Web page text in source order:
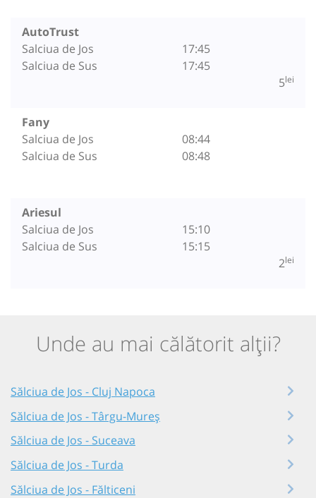
AutoTrust
Salciua de Jos
Salciua de Sus
17:45
17:45
5lei
Fany
Salciua de Jos
Salciua de Sus
08:44
08:48
Ariesul
Salciua de Jos
Salciua de Sus
15:10
15:15
2lei
Unde au mai călătorit alții?
Sălciua de Jos - Cluj Napoca
Sălciua de Jos - Târgu-Mureș
Sălciua de Jos - Suceava
Sălciua de Jos - Turda
Sălciua de Jos - Fălticeni